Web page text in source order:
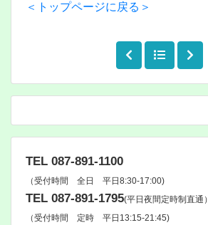
TEL 087-891-1100
（受付時間 全日 平日8:30-17:00)
TEL 087-891-1795(平日夜間定時制直通）
（受付時間 定時 平日13:15-21:45)
＜トップページに戻る＞